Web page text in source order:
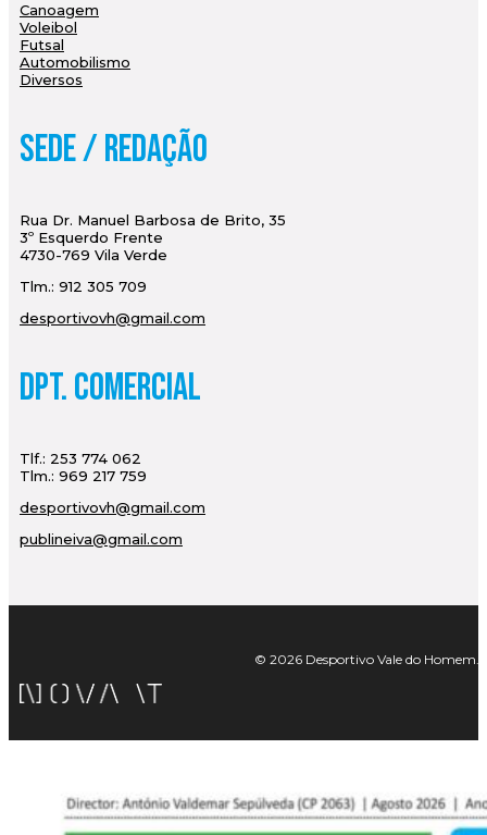
Canoagem
Voleibol
Futsal
Automobilismo
Diversos
Sede / Redação
Rua Dr. Manuel Barbosa de Brito, 35
3º Esquerdo Frente
4730-769 Vila Verde
Tlm.: 912 305 709
desportivovh@gmail.com
Dpt. Comercial
Tlf.: 253 774 062
Tlm.: 969 217 759
desportivovh@gmail.com
publineiva@gmail.com
© 2026 Desportivo Vale do Homem.